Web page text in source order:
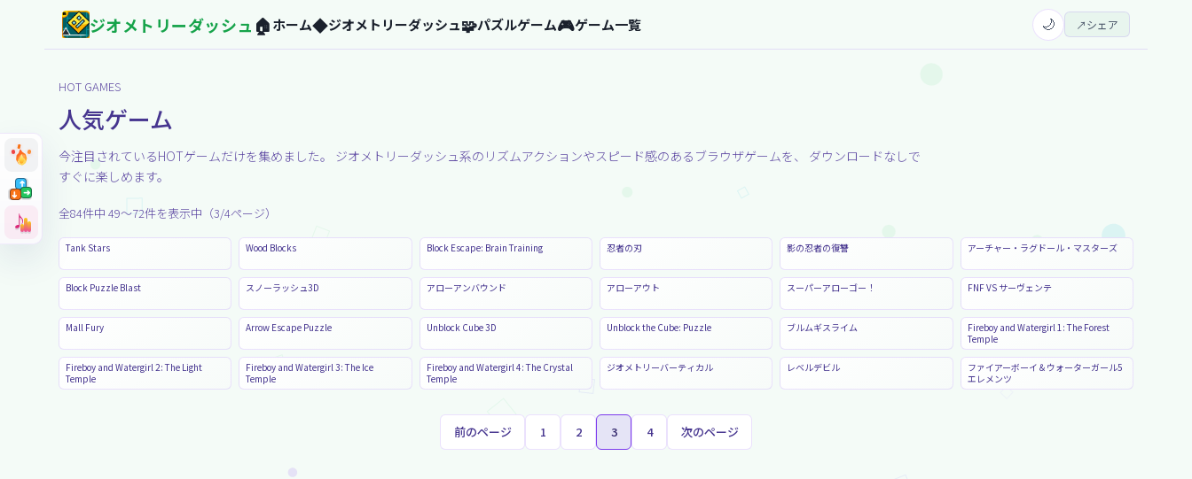
➜
➜
➜
♪
➜
➜
ジオメトリーダッシュ 🏠ホーム◆ジオメトリーダッシュ🧩パズルゲーム🎮ゲーム一覧 🌙 ↗シェア
HOT GAMES
人気ゲーム
今注目されているHOTゲームだけを集めました。 ジオメトリーダッシュ系のリズムアクションやスピード感のあるブラウザゲームを、 ダウンロードなしで
すぐに楽しめます。
全84件中 49〜72件を表示中（3/4ページ）
Tank Stars Wood Blocks Block Escape: Brain Training 忍者の刃 影の忍者の復讐 アーチャー・ラグドール・マスターズ
Block Puzzle Blast スノーラッシュ3D アローアンバウンド アローアウト スーパーアローゴー！ FNF VS サーヴェンテ
Mall Fury Arrow Escape Puzzle Unblock Cube 3D Unblock the Cube: Puzzle ブルムギスライム
Fireboy and Watergirl 1: The Forest
Temple
Fireboy and Watergirl 2: The Light
Temple
Fireboy and Watergirl 3: The Ice
Temple
Fireboy and Watergirl 4: The Crystal
Temple
ジオメトリーバーティカル レベルデビル
ファイアーボーイ＆ウォーターガール5
エレメンツ
前のページ 1 2 3 4 次のページ